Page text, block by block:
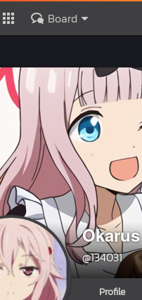
Board
Okarus
@134031
Profile